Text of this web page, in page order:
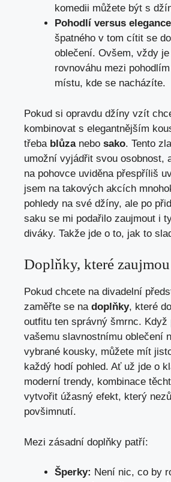
komedii můžete být s
Pohodlí versus
špatného v ‍tom cítit se
oblečení. ‌Ovšem, vždy
rovnováhu ​mezi
⁣místu, kde se nacházíte.
Pokud si opravdu džíny⁢ vzít
kombinovat ‌s⁣ elegantnějším
třeba blůzanebo sako. Tento
umožní vyjádřit svou osobnost,
⁤na pohovce uviděna přespříliš
jsem‌ na takových akcích⁢
pohledy na své‍ džíny, ale po
saku se mi podařilo zaujmout⁣ i
diváky.‍ Takže​ jde o to, jak to
Doplňky, ⁤které zaujmou
Pokud chcete na divadelní
zaměřte se na doplňky, které
‍outfitu ten správný šmrnc. Když​
vašemu⁣ slavnostnímu oblečení
vybrané kousky, můžete mít
každý hodí pohled. ‍Ať už jde o⁤
moderní trendy, kombinace
vytvořit úžasný efekt, který
povšimnutí.
Mezi zásadní doplňky patří:
Šperky: Není ​nic, co by